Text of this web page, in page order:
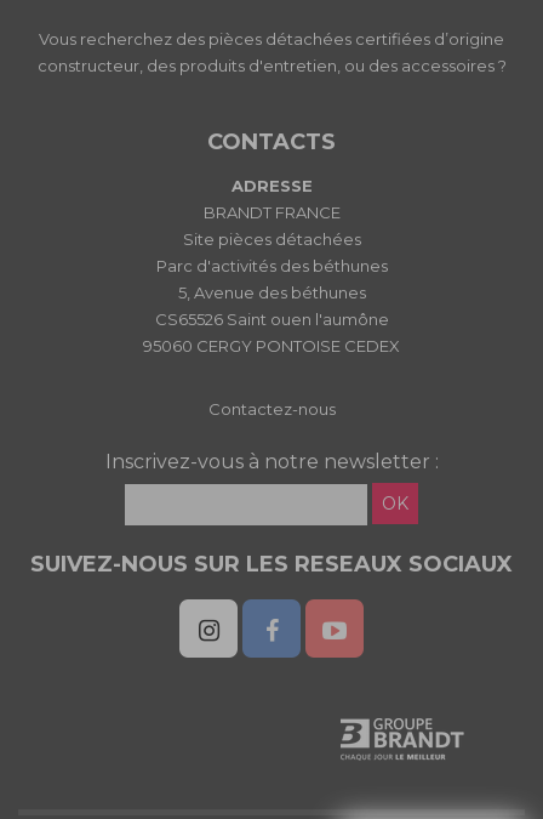
Vous recherchez des pièces détachées certifiées d’origine
constructeur, des produits d'entretien, ou des accessoires ?
CONTACTS
ADRESSE
BRANDT FRANCE
Site pièces détachées
Parc d'activités des béthunes
5, Avenue des béthunes
CS65526 Saint ouen l'aumône
95060 CERGY PONTOISE CEDEX
Contactez-nous
Inscrivez-vous à notre newsletter :
OK
SUIVEZ-NOUS SUR LES RESEAUX SOCIAUX